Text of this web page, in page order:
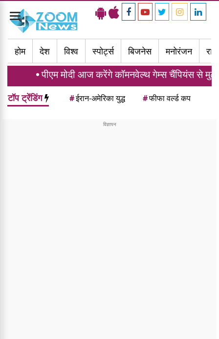
Toggle
navigation
होम
देश विश्व स्पोर्ट्स बिजनेस मनोरंजन
मोदी आज करेंगे कॉमनवेल्थ गेम्स चैंपियंस से मुलाकात, भारत ने
टॉप ट्रेंडिंग #ईरान-अमेरिका युद्ध #फीफा वर्ल्ड कप